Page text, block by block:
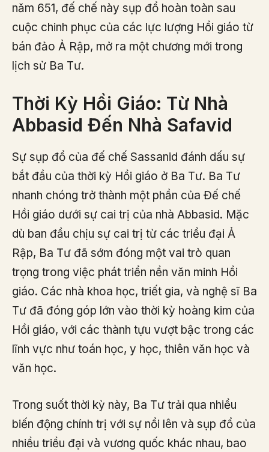
năm 651, đế chế này sụp đổ hoàn toàn sau
cuộc chinh phục của các lực lượng Hồi giáo từ
bán đảo Ả Rập, mở ra một chương mới trong
lịch sử Ba Tư.
Thời Kỳ Hồi Giáo: Từ Nhà
Abbasid Đến Nhà Safavid
Sự sụp đổ của đế chế Sassanid đánh dấu sự
bắt đầu của thời kỳ Hồi giáo ở Ba Tư. Ba Tư
nhanh chóng trở thành một phần của Đế chế
Hồi giáo dưới sự cai trị của nhà Abbasid. Mặc
dù ban đầu chịu sự cai trị từ các triều đại Ả
Rập, Ba Tư đã sớm đóng một vai trò quan
trọng trong việc phát triển nền văn minh Hồi
giáo. Các nhà khoa học, triết gia, và nghệ sĩ Ba
Tư đã đóng góp lớn vào thời kỳ hoàng kim của
Hồi giáo, với các thành tựu vượt bậc trong các
lĩnh vực như toán học, y học, thiên văn học và
văn học.
Trong suốt thời kỳ này, Ba Tư trải qua nhiều
biến động chính trị với sự nổi lên và sụp đổ của
nhiều triều đại và vương quốc khác nhau, bao